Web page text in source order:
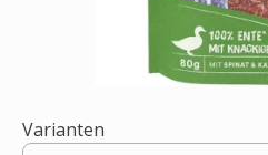
Varianten